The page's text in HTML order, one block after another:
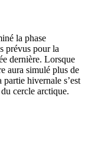
la phase
prévus pour la
dernière. Lorsque
aura simulé plus de
hivernale s’est
cercle arctique.